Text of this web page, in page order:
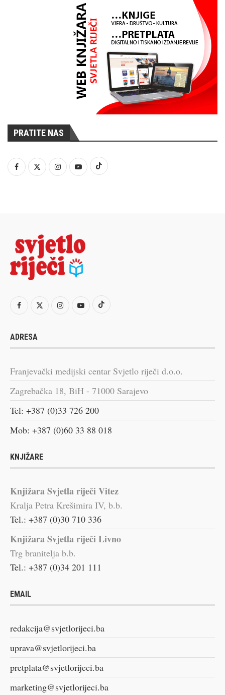
PRATITE NAS
ADRESA
Franjevački medijski centar Svjetlo riječi d.o.o.
Zagrebačka 18, BiH - 71000 Sarajevo
Tel: +387 (0)33 726 200
Mob: +387 (0)60 33 88 018
KNJIŽARE
Knjižara Svjetla riječi Vitez
Kralja Petra Krešimira IV, b.b.
Tel.: +387 (0)30 710 336
Knjižara Svjetla riječi Livno
Trg branitelja b.b.
Tel.: +387 (0)34 201 111
EMAIL
redakcija@svjetlorijeci.ba
uprava@svjetlorijeci.ba
pretplata@svjetlorijeci.ba
marketing@svjetlorijeci.ba